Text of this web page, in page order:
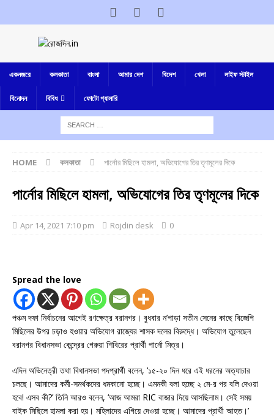
একনজরে কলকাতা বাংলা আমার দেশ বিদেশ খেলা লাইফ স্টাইল
বিনোদন বিবিধ ফোটো গ্যালারি
HOME কলকাতা পার্নোর মিছিলে হামলা, অভিযোগের তির তৃণমূলের দিকে
পার্নোর মিছিলে হামলা, অভিযোগের তির তৃণমূলের দিকে
Apr 14, 2021 7:10 pm Rojdin desk 0
Spread the love
পঞ্চম দফা নির্বাচনের আগেই রণক্ষেত্র বরানগর। বুধবার ন’পাড়া সতীন সেনের কাছে বিজেপি
মিছিলের উপর চড়াও হওয়ার অভিযোগ রাজ্যের শাসক দলের বিরুদ্ধে। অভিযোগ তুলেছেন
বরানগর বিধানসভা কেন্দ্রের গেরুয়া শিবিরের প্রার্থী পার্নো মিত্র।
এদিন অভিনেত্রী তথা বিধানসভা পদপ্রার্থী বলেন, ‘১৫-২০ দিন ধরে এই ধরনের অত্যাচার
চলছে। আমাদের কর্মী-সমর্থকদের ধমকানো হচ্ছে। এমনকী বলা হচ্ছে ২ মে-র পর বলি দেওয়া
হবে! এসব কী?’ তিনি আরও বলেন, ‘আজ আমরা RIC বাজার দিয়ে আসছিলাম। সেই সময়
বাইক মিছিলে হামলা করা হয়। মহিলাদের এগিয়ে দেওয়া হচ্ছে। আমাদের প্রার্থী আহত।’